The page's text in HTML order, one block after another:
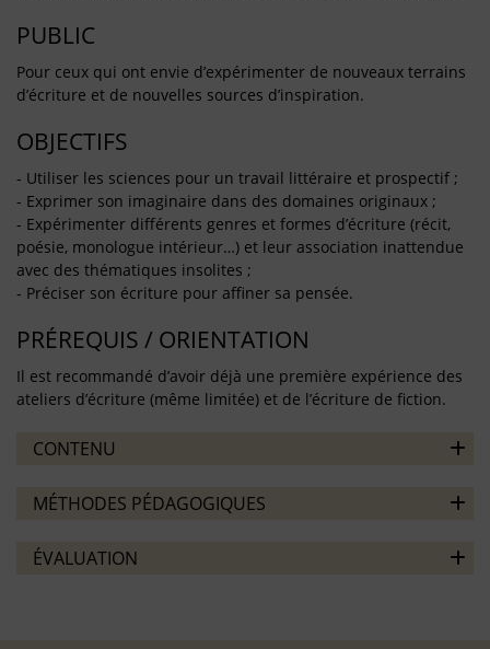
PUBLIC
Pour ceux qui ont envie d’expérimenter de nouveaux terrains
d’écriture et de nouvelles sources d’inspiration.
OBJECTIFS
- Utiliser les sciences pour un travail littéraire et prospectif ;
- Exprimer son imaginaire dans des domaines originaux ;
- Expérimenter différents genres et formes d’écriture (récit,
poésie, monologue intérieur…) et leur association inattendue
avec des thématiques insolites ;
- Préciser son écriture pour affiner sa pensée.
PRÉREQUIS / ORIENTATION
Il est recommandé d’avoir déjà une première expérience des
ateliers d’écriture (même limitée) et de l’écriture de fiction.
CONTENU
MÉTHODES PÉDAGOGIQUES
ÉVALUATION